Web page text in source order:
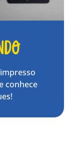
conhece